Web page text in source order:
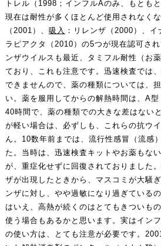
トレル（1998；インフルAのみ、もとも
現在は耐性が多くほとんど使用されなく
（2001）、 吸入 ：リレンザ（2000）、イ
ラピアクタ（2010）の5つが現在認可さ
ンザウイルスも最近、タミフル耐性（お
ており、これも注意です。迅速検査では
できませんので、薬の種類については、
い。薬を服用してからの解熱時間は、A
40時間で、薬の種類での大きな差はない
が軽い場合は、必ずしも、これらの抗ウ
ん。10数年前までは、流行性感冒（流感
た。当時は、迅速検査キットやお薬もな
が、重症化せずに回復されておりました
ザが出現したときから、マスコミが大騒
ンザに対し、やや過敏になり過ぎている
はいえ、高熱が続くのはとてもきついも
使う場合もあるかと思います。実はイン
の使い方は、とても注意が必要です。